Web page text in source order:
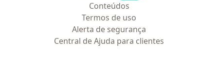
Conteúdos
Termos de uso
Alerta de segurança
Central de Ajuda para clientes